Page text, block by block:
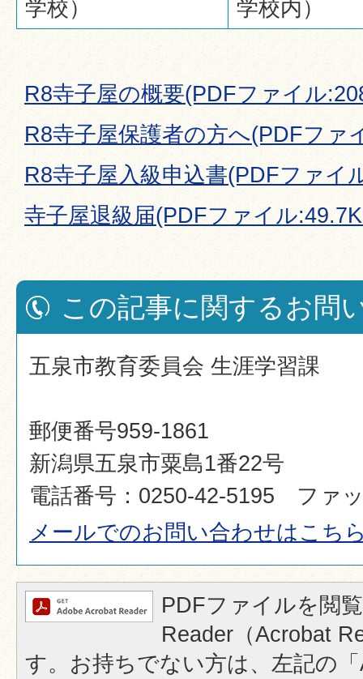
学校） 学校内）
R8寺子屋の概要(PDFファイル
R8寺子屋保護者の方へ(PDFファ
R8寺子屋入級申込書(PDFファイ
寺子屋退級届(PDFファイル
この記事に関するお問
五泉市教育委員会 生涯学習課
郵便番号959-1861
新潟県五泉市粟島1番22号
電話番号：0250-42-5195 ファ
メールでのお問い合わせはこち
PDFファイルを閲
Reader（Acrobat
す。お持ちでない方は、左記の